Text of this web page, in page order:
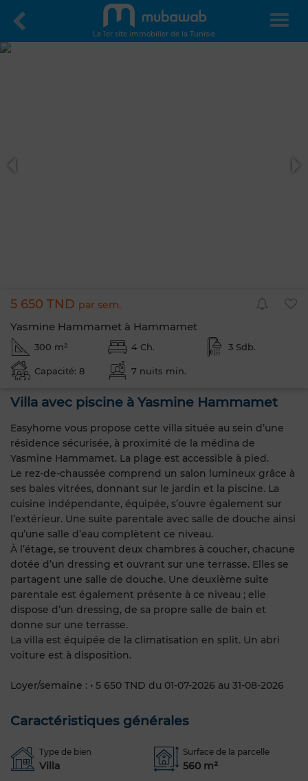
Le 1er site immobilier de la Tunisie
5 650 TND par sem.
Yasmine Hammamet à Hammamet
300 m² 4 Ch. 3 Sdb.
Capacité: 8 7 nuits min.
Villa avec piscine à Yasmine Hammamet
Easyhome vous propose cette villa située au sein d’une
résidence sécurisée, à proximité de la médina de
Yasmine Hammamet. La plage est accessible à pied.
Le rez-de-chaussée comprend un salon lumineux grâce à
ses baies vitrées, donnant sur le jardin et la piscine. La
cuisine indépendante, équipée, s’ouvre également sur
l’extérieur. Une suite parentale avec salle de douche ainsi
qu’une salle d’eau complètent ce niveau.
À l’étage, se trouvent deux chambres à coucher, chacune
dotée d’un dressing et ouvrant sur une terrasse. Elles se
partagent une salle de douche. Une deuxième suite
parentale est également présente à ce niveau ; elle
dispose d’un dressing, de sa propre salle de bain et
donne sur une terrasse.
La villa est équipée de la climatisation en split. Un abri
voiture est à disposition.
Loyer/semaine : • 5 650 TND du 01-07-2026 au 31-08-2026
Caractéristiques générales
Type de bien
Villa
Surface de la parcelle
560 m²